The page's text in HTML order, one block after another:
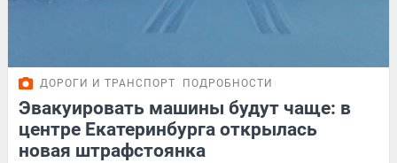
ДОРОГИ И ТРАНСПОРТ ПОДРОБНОСТИ
Эвакуировать машины будут чаще: в
центре Екатеринбурга открылась
новая штрафстоянка